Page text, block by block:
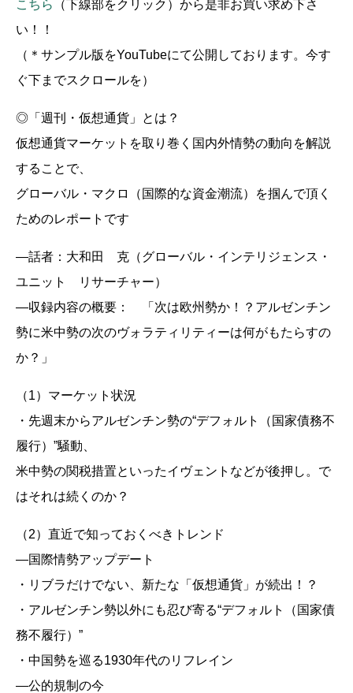
こちら
（下線部をクリック）から是非お買い求め下さ
い！！
（＊サンプル版をYouTubeにて公開しております。今す
ぐ下までスクロールを）
◎「週刊・仮想通貨」とは？
仮想通貨マーケットを取り巻く国内外情勢の動向を解説
することで、
グローバル・マクロ（国際的な資金潮流）を掴んで頂く
ためのレポートです
―話者：大和田 克（グローバル・インテリジェンス・
ユニット リサーチャー）
―収録内容の概要： 「次は欧州勢か！？アルゼンチン
勢に米中勢の次のヴォラティリティーは何がもたらすの
か？」
（1）マーケット状況
・先週末からアルゼンチン勢の“デフォルト（国家債務不
履行）”騒動、
米中勢の関税措置といったイヴェントなどが後押し。で
はそれは続くのか？
（2）直近で知っておくべきトレンド
―国際情勢アップデート
・リブラだけでない、新たな「仮想通貨」が続出！？
・アルゼンチン勢以外にも忍び寄る“デフォルト（国家債
務不履行）”
・中国勢を巡る1930年代のリフレイン
―公的規制の今